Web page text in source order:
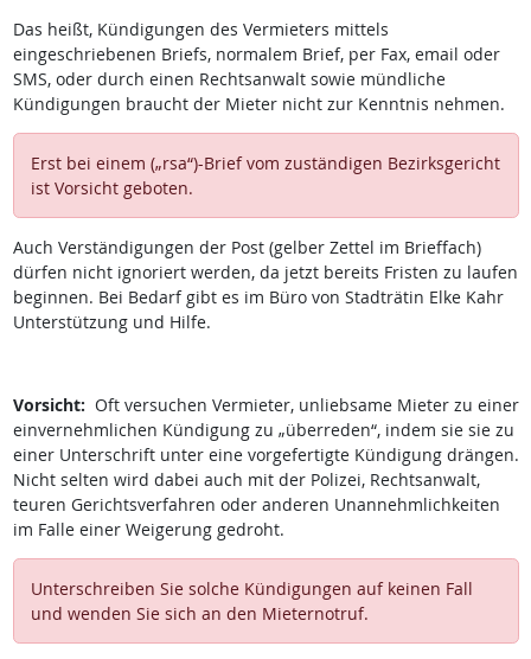
Das heißt, Kündigungen des Vermieters mittels
eingeschriebenen Briefs, normalem Brief, per Fax, email oder
SMS, oder durch einen Rechtsanwalt sowie mündliche
Kündigungen braucht der Mieter nicht zur Kenntnis nehmen.
Erst bei einem („rsa“)-Brief vom zuständigen Bezirksgericht
ist Vorsicht geboten.
Auch Verständigungen der Post (gelber Zettel im Brieffach)
dürfen nicht ignoriert werden, da jetzt bereits Fristen zu laufen
beginnen. Bei Bedarf gibt es im Büro von Stadträtin Elke Kahr
Unterstützung und Hilfe.
Vorsicht: Oft versuchen Vermieter, unliebsame Mieter zu einer
einvernehmlichen Kündigung zu „überreden“, indem sie sie zu
einer Unterschrift unter eine vorgefertigte Kündigung drängen.
Nicht selten wird dabei auch mit der Polizei, Rechtsanwalt,
teuren Gerichtsverfahren oder anderen Unannehmlichkeiten
im Falle einer Weigerung gedroht.
Unterschreiben Sie solche Kündigungen auf keinen Fall
und wenden Sie sich an den Mieternotruf.